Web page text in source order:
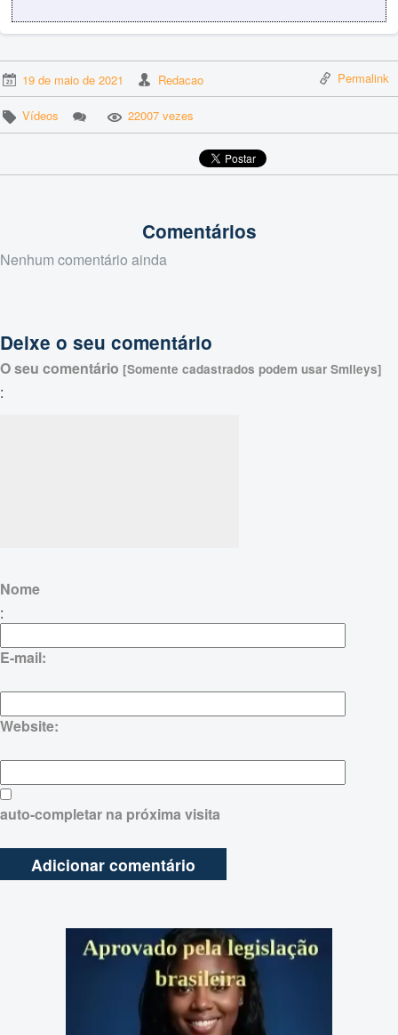
19 de maio de 2021 Redacao Permalink
Vídeos 22007 vezes
Comentários
Nenhum comentário ainda
Deixe o seu comentário
O seu comentário [Somente cadastrados podem usar Smileys]
:
Nome
:
E-mail:
Website:
auto-completar na próxima visita